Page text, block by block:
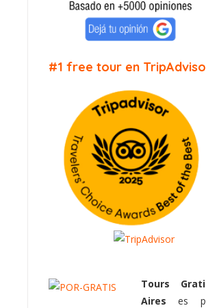
#1 free tour en
Tours
Aireses